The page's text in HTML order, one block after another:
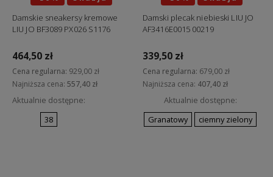
Damskie sneakersy kremowe
LIU JO BF3089 PX026 S1176
464,50 zł
Cena regularna: 929,00 zł
Najniższa cena: 557,40 zł
Aktualnie dostępne:
38
Damski plecak niebieski LIU JO
AF3416E0015 00219
339,50 zł
Cena regularna: 679,00 zł
Najniższa cena: 407,40 zł
Aktualnie dostępne:
Granatowy
ciemny zielony